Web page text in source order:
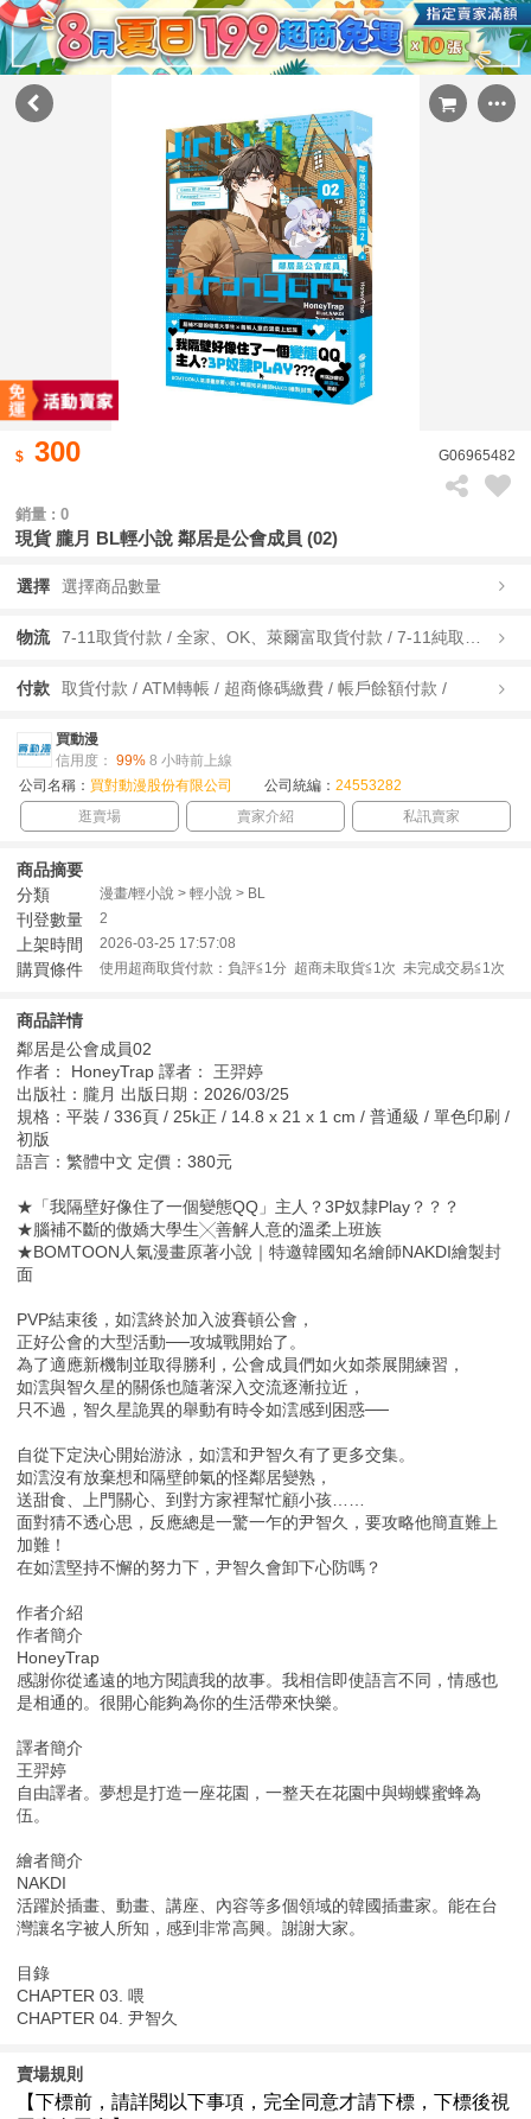
300 G06965482
銷量 : 0
現貨 朧月 BL輕小說 鄰居是公會成員 (02)
選擇 選擇商品數量
物流
付款 取貨付款 / ATM轉帳 / 超商條碼繳費 / 帳戶餘額付款 /
買動漫
信用度： 99% 8 小時前上線
公司名稱： 買對動漫股份有限公司 公司統編： 24553282
逛賣場
賣家介紹 私訊賣家
商品摘要
分類
漫畫/輕小說 > 輕小說 > BL
刊登數量 2
上架時間 2026-03-25 17:57:08
購買條件 使用超商取貨付款：負評≦1分 超商未取貨≦1次 未完成交易≦1次
商品詳情
鄰居是公會成員02
作者： HoneyTrap 譯者： 王羿婷
出版社：朧月 出版日期：2026/03/25
規格：平裝 / 336頁 / 25k正 / 14.8 x 21 x 1 cm / 普通級 / 單色印刷 /
初版
語言：繁體中文 定價：380元
★「我隔壁好像住了一個變態QQ」主人？3P奴隸Play？？？
★腦補不斷的傲嬌大學生╳善解人意的溫柔上班族
★BOMTOON人氣漫畫原著小說｜特邀韓國知名繪師NAKDI繪製封
面
PVP結束後，如澐終於加入波賽頓公會，
正好公會的大型活動──攻城戰開始了。
為了適應新機制並取得勝利，公會成員們如火如荼展開練習，
如澐與智久星的關係也隨著深入交流逐漸拉近，
只不過，智久星詭異的舉動有時令如澐感到困惑──
自從下定決心開始游泳，如澐和尹智久有了更多交集。
如澐沒有放棄想和隔壁帥氣的怪鄰居變熟，
送甜食、上門關心、到對方家裡幫忙顧小孩……
面對猜不透心思，反應總是一驚一乍的尹智久，要攻略他簡直難上
加難！
在如澐堅持不懈的努力下，尹智久會卸下心防嗎？
作者介紹
作者簡介
HoneyTrap
感謝你從遙遠的地方閱讀我的故事。我相信即使語言不同，情感也
是相通的。很開心能夠為你的生活帶來快樂。
譯者簡介
王羿婷
自由譯者。夢想是打造一座花園，一整天在花園中與蝴蝶蜜蜂為
伍。
繪者簡介
NAKDI
活躍於插畫、動畫、講座、內容等多個領域的韓國插畫家。能在台
灣讓名字被人所知，感到非常高興。謝謝大家。
目錄
CHAPTER 03. 喂
CHAPTER 04. 尹智久
賣場規則